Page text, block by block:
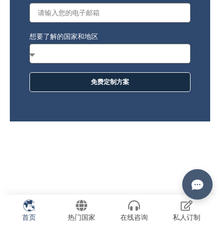
想要了解的国家和地区
免费定制方案
首页 热门国家 在线咨询 私人订制